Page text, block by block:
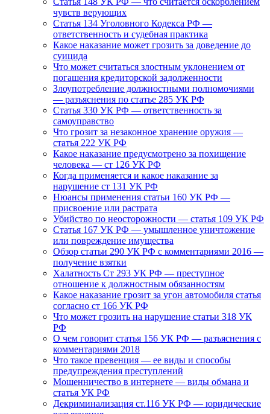
чувств верующих
Статья 134 Уголовного Кодекса РФ —
ответственность и судебная практика
Какое наказание может грозить за доведение до
суицида
Что может считаться злостным уклонением от
погашения кредиторской задолженности
Злоупотребление должностными полномочиями
— разъяснения по статье 285 УК РФ
Статья 330 УК РФ — ответственность за
самоуправство
Что грозит за незаконное хранение оружия —
статья 222 УК РФ
Какое наказание предусмотрено за похищение
человека — ст 126 УК РФ
Когда применяется и какое наказание за
нарушение ст 131 УК РФ
Нюансы применения статьи 160 УК РФ —
присвоение или растрата
Убийство по неосторожности — статья 109 УК РФ
Статья 167 УК РФ — умышленное уничтожение
или повреждение имущества
Обзор статьи 290 УК РФ с комментариями 2016 —
получение взятки
Халатность Ст 293 УК РФ — преступное
отношение к должностным обязанностям
Какое наказание грозит за угон автомобиля статья
согласно ст 166 УК РФ
Что может грозить на нарушение статьи 318 УК
РФ
О чем говорит статья 156 УК РФ — разъяснения с
комментариями 2018
Что такое превенция — ее виды и способы
предупреждения преступлений
Мошенничество в интернете — виды обмана и
статья УК РФ
Декриминализация ст.116 УК РФ — юридические